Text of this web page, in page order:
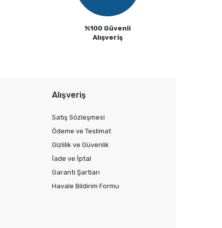
%100 Güvenli
Alışveriş
Alışveriş
Satış Sözleşmesi
Ödeme ve Teslimat
Gizlilik ve Güvenlik
İade ve İptal
Garanti Şartları
Havale Bildirim Formu